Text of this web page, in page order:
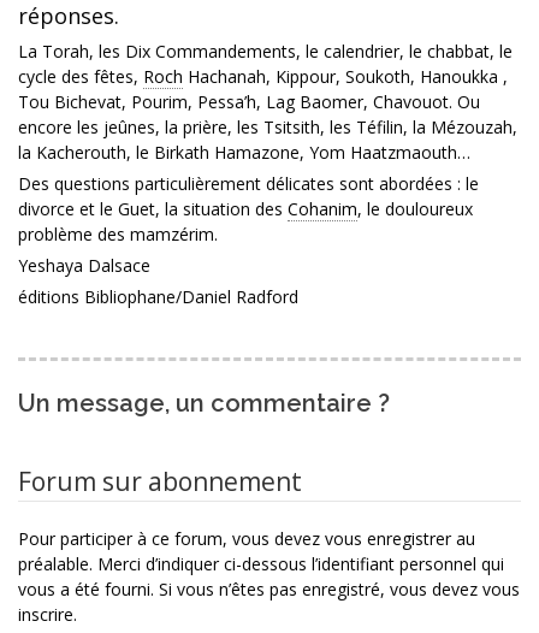
réponses.
La Torah, les Dix Commandements, le calendrier, le chabbat, le
cycle des fêtes, Roch Hachanah, Kippour, Soukoth, Hanoukka ,
Tou Bichevat, Pourim, Pessa’h, Lag Baomer, Chavouot. Ou
encore les jeûnes, la prière, les Tsitsith, les Téfilin, la Mézouzah,
la Kacherouth, le Birkath Hamazone, Yom Haatzmaouth…
Des questions particulièrement délicates sont abordées : le
divorce et le Guet, la situation des Cohanim, le douloureux
problème des mamzérim.
Yeshaya Dalsace
éditions Bibliophane/Daniel Radford
Un message, un commentaire ?
Forum sur abonnement
Pour participer à ce forum, vous devez vous enregistrer au
préalable. Merci d’indiquer ci-dessous l’identifiant personnel qui
vous a été fourni. Si vous n’êtes pas enregistré, vous devez vous
inscrire.